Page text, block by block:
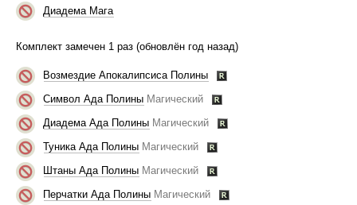
Диадема Мага
Комплект замечен 1 раз (обновлён год назад)
Возмездие Апокалипсиса Полины
Символ Ада Полины Магический
Диадема Ада Полины Магический
Туника Ада Полины Магический
Штаны Ада Полины Магический
Перчатки Ада Полины Магический